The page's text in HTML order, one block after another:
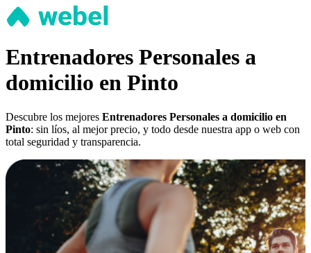
Entrenadores Personales a
domicilio en Pinto
Descubre los mejores Entrenadores Personales a domicilio en
Pinto: sin líos, al mejor precio, y todo desde nuestra app o web con
total seguridad y transparencia.